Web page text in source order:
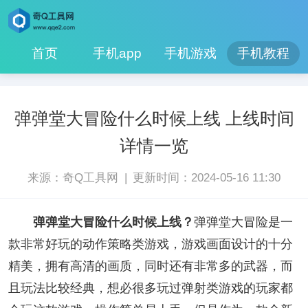
首页 手机app 手机游戏 手机教程
弹弹堂大冒险什么时候上线 上线时间
详情一览
来源：奇Q工具网 | 更新时间：2024-05-16 11:30
弹弹堂大冒险什么时候上线？ 弹弹堂大冒险是一
款非常好玩的动作策略类游戏，游戏画面设计的十分
精美，拥有高清的画质，同时还有非常多的武器，而
且玩法比较经典，想必很多玩过弹射类游戏的玩家都